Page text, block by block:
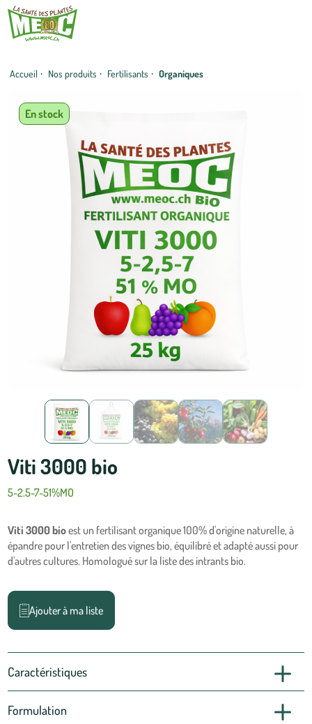
Accueil · Nos produits · Fertilisants · Organiques
En stock
Viti 3000 bio
5-2.5-7-51%MO
Viti 3000 bioest un fertilisant organique 100% d'origine naturelle, à
épandre pour l'entretien des vignes bio, équilibré et adapté aussi pour
d'autres cultures. Homologué sur la liste des intrants bio.
Ajouter à ma liste
Caractéristiques
Formulation